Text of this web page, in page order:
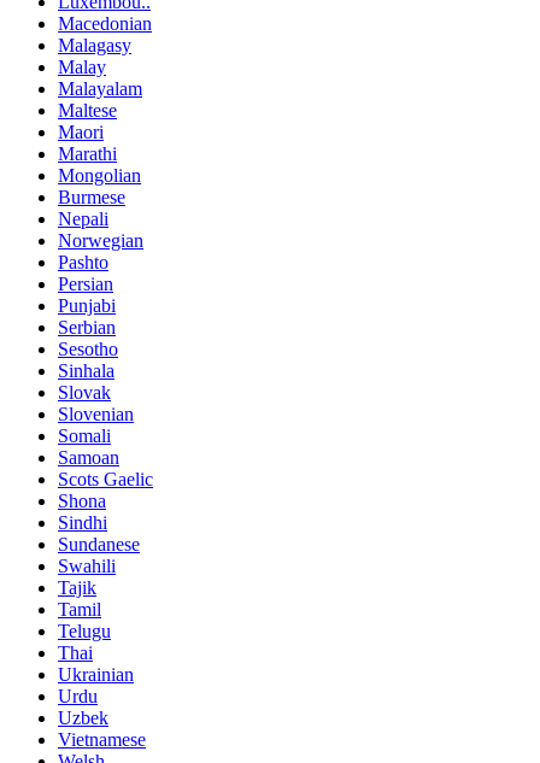
Macedonian
Malagasy
Malay
Malayalam
Maltese
Maori
Marathi
Mongolian
Burmese
Nepali
Norwegian
Pashto
Persian
Punjabi
Serbian
Sesotho
Sinhala
Slovak
Slovenian
Somali
Samoan
Scots Gaelic
Shona
Sindhi
Sundanese
Swahili
Tajik
Tamil
Telugu
Thai
Ukrainian
Urdu
Uzbek
Vietnamese